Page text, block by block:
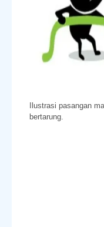
Ilustrasi pasangan
bertarung.